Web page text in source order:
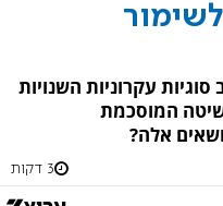
עקרוניות השנויות
המוסכמת
אלה?
3 דקות